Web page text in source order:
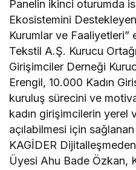
Panelin ikinci oturumda
Ekosistemini
Kurumlar ve Faaliyetleri”
Tekstil A.Ş. Kurucu
Girişimciler Derneği
Erengil, 10.000 Kadın
kuruluş sürecini ve
kadın girişimcilerin yerel
açılabilmesi için
KAGİDER
Üyesi Ahu Bade Özkan,